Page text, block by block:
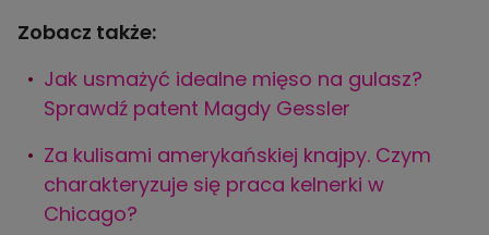
Zobacz także:
Jak usmażyć idealne mięso na gulasz?
Sprawdź patent Magdy Gessler
Za kulisami amerykańskiej knajpy. Czym
charakteryzuje się praca kelnerki w
Chicago?